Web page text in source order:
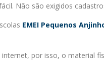
Não são exigidos
EMEI Pequenos
por isso, o material